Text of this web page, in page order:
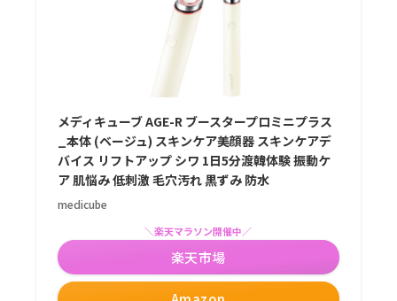
メディキューブ AGE-R ブースタープロミニプラス
_本体 (ベージュ) スキンケア美顔器 スキンケアデ
バイス リフトアップ シワ 1日5分渡韓体験 振動ケ
ア 肌悩み 低刺激 毛穴汚れ 黒ずみ 防水
medicube
＼楽天マラソン開催中／
楽天市場